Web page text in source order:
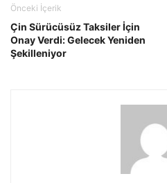
Önceki İçerik
Çin Sürücüsüz Taksiler İçin
Onay Verdi: Gelecek Yeniden
Şekilleniyor